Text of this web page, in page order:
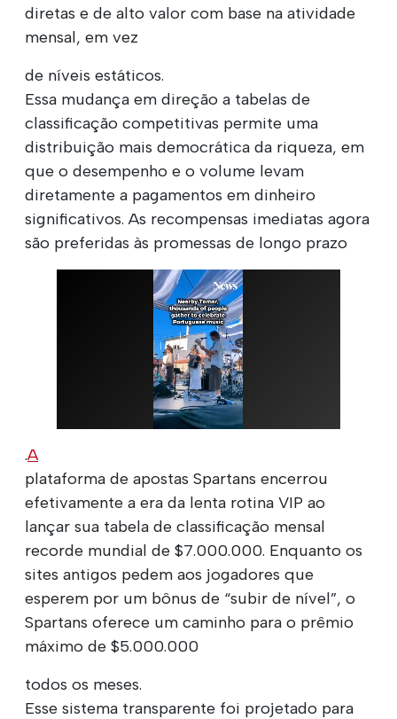
diretas e de alto valor com base na atividade
mensal, em vez
de níveis estáticos.
Essa mudança em direção a tabelas de
classificação competitivas permite uma
distribuição mais democrática da riqueza, em
que o desempenho e o volume levam
diretamente a pagamentos em dinheiro
significativos. As recompensas imediatas agora
são preferidas às promessas de longo prazo
.A
plataforma de apostas Spartans encerrou
efetivamente a era da lenta rotina VIP ao
lançar sua tabela de classificação mensal
recorde mundial de $7.000.000. Enquanto os
sites antigos pedem aos jogadores que
esperem por um bônus de “subir de nível”, o
Spartans oferece um caminho para o prêmio
máximo de $5.000.000
todos os meses.
Esse sistema transparente foi projetado para